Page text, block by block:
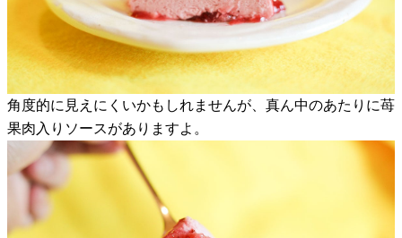
角度的に見えにくいかもしれませんが、真ん中のあたりに苺
果肉入りソースがありますよ。